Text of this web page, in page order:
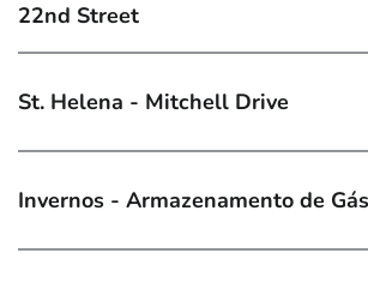
22nd Street
St. Helena - Mitchell Drive
Invernos - Armazenamento de